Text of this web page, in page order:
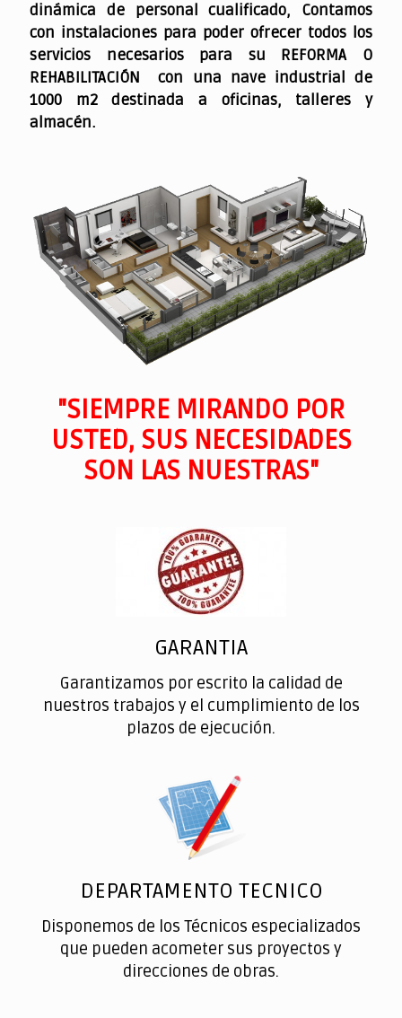
dinámica de personal cualificado, Contamos
con instalaciones para poder ofrecer todos los
servicios necesarios para su REFORMA O
REHABILITACIÓN con una nave industrial de
1000 m2 destinada a oficinas, talleres y
almacén.
"SIEMPRE MIRANDO POR
USTED, SUS NECESIDADES
SON LAS NUESTRAS"
GARANTIA
Garantizamos por escrito la calidad de
nuestros trabajos y el cumplimiento de los
plazos de ejecución.
DEPARTAMENTO TECNICO
Disponemos de los Técnicos especializados
que pueden acometer sus proyectos y
direcciones de obras.